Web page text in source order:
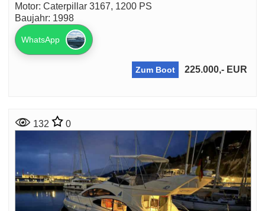
Motor: Caterpillar 3167, 1200 PS
Baujahr: 1998
WhatsApp
Zum Boot 225.000,- EUR
132 0